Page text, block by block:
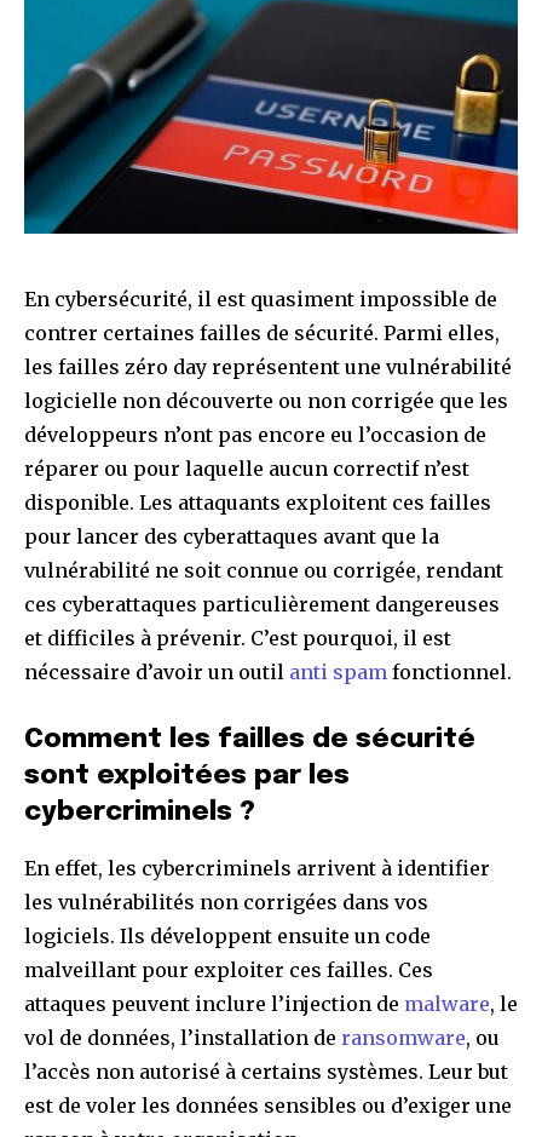
En cybersécurité, il est quasiment impossible de
contrer certaines failles de sécurité. Parmi elles,
les failles zéro day représentent une vulnérabilité
logicielle non découverte ou non corrigée que les
développeurs n’ont pas encore eu l’occasion de
réparer ou pour laquelle aucun correctif n’est
disponible. Les attaquants exploitent ces failles
pour lancer des cyberattaques avant que la
vulnérabilité ne soit connue ou corrigée, rendant
ces cyberattaques particulièrement dangereuses
et difficiles à prévenir. C’est pourquoi, il est
nécessaire d’avoir un outil anti spam fonctionnel.
Comment les failles de sécurité
sont exploitées par les
cybercriminels ?
En effet, les cybercriminels arrivent à identifier
les vulnérabilités non corrigées dans vos
logiciels. Ils développent ensuite un code
malveillant pour exploiter ces failles. Ces
attaques peuvent inclure l’injection de malware, le
vol de données, l’installation de ransomware, ou
l’accès non autorisé à certains systèmes. Leur but
est de voler les données sensibles ou d’exiger une